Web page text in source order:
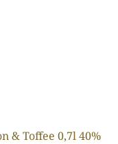
& Toffee 0,7l 40%